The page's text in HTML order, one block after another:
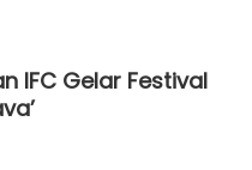
IFC Gelar Festival